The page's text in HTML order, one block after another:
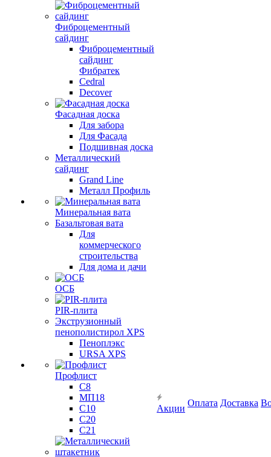
Фиброцементный
сайдинг
Фиброцементный
сайдинг
Фибратек
Cedral
Decover
Фасадная доска
Для забора
Для Фасада
Подшивная доска
Металлический
сайдинг
Grand Line
Металл Профиль
Минеральная вата
Базальтовая вата
Для
коммерческого
строительства
Для дома и дачи
ОСБ
PIR-плита
Экструзионный
пенополистирол XPS
Пеноплэкс
URSA XPS
Профлист
С8
МП18
С10
С20
С21
Акции
Оплата Доставка